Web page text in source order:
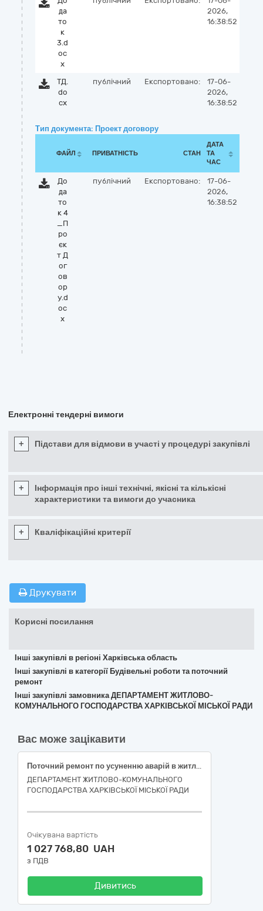
да
то
к
3.d
oc
x
2026,
16:38:52
ТД.
do
cx
публічний Експортовано:
17-06-
2026,
16:38:52
Тип документа: Проект договору
ФАЙЛ ПРИВАТНІСТЬ СТАН
ДАТА
ТА
ЧАС
До
да
то
к 4
_П
ро
єк
т Д
ог
ов
ор
у.d
oc
x
публічний Експортовано:
17-06-
2026,
16:38:52
Електронні тендерні вимоги
+ Підстави для відмови в участі у процедурі закупівлі
+
Інформація про інші технічні, якісні та кількісні
характеристики та вимоги до учасника
+ Кваліфікаційні критерії
Друкувати
Корисні посилання
Інші закупівлі в регіоні Харківська область
Інші закупівлі в категорії Будівельні роботи та поточний
ремонт
Інші закупівлі замовника ДЕПАРТАМЕНТ ЖИТЛОВО-
КОМУНАЛЬНОГО ГОСПОДАРСТВА ХАРКІВСЬКОЇ МІСЬКОЇ РАДИ
Вас може зацікавити
Поточний ремонт по усуненню аварій в житловому фонді багатоквартирного будинку за адресою: вулиця Нескорених, 48-Б, місто Харків (код ДК 021:2015-45260000-7 Покрівельні роботи та інші спеціалізовані будівельні роботи)
ДЕПАРТАМЕНТ ЖИТЛОВО-КОМУНАЛЬНОГО
ГОСПОДАРСТВА ХАРКІВСЬКОЇ МІСЬКОЇ РАДИ
Очікувана вартість
1 027 768,80 UAH
з ПДВ
Дивитись